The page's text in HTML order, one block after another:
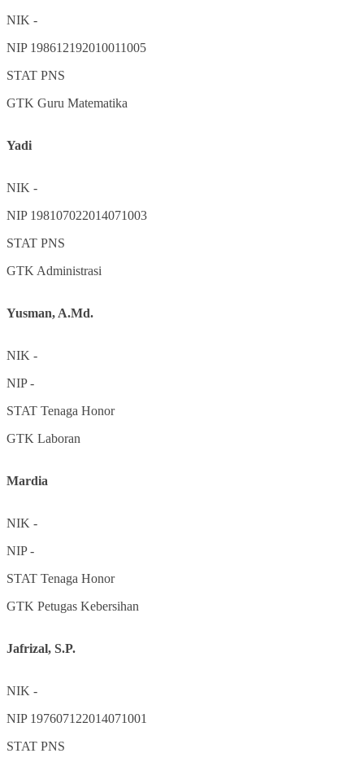
NIK -
NIP 198612192010011005
STAT PNS
GTK Guru Matematika
Yadi
NIK -
NIP 198107022014071003
STAT PNS
GTK Administrasi
Yusman, A.Md.
NIK -
NIP-
STAT Tenaga Honor
GTK Laboran
Mardia
NIK -
NIP-
STAT Tenaga Honor
GTK Petugas Kebersihan
Jafrizal, S.P.
NIK -
NIP 197607122014071001
STAT PNS